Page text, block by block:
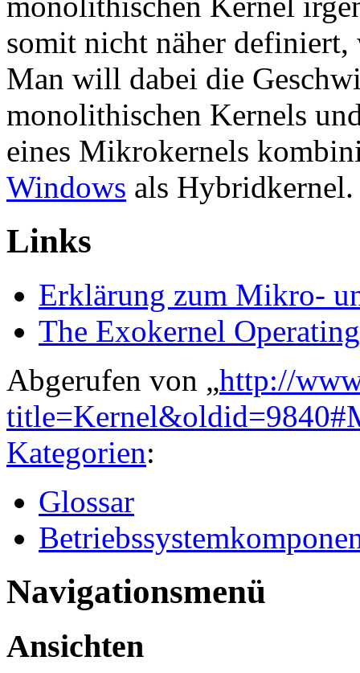
somit nicht näher
Man will dabei die
monolithischen Kernels
eines Mikrokernels
Windows als Hybridkernel.
Links
Erklärung zum Mikro-
The Exokernel
Abgerufen von „http://
Kategorien:
Glossar
Navigationsmenü
Ansichten